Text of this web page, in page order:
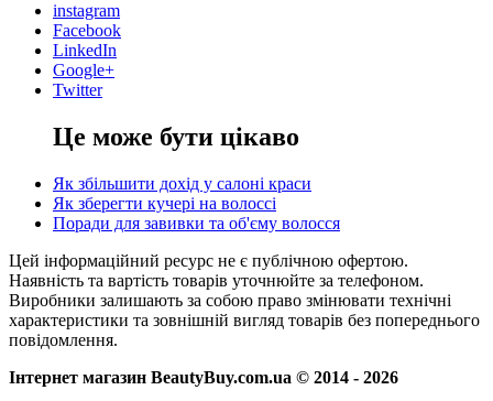
instagram
Facebook
LinkedIn
Google+
Twitter
Це може бути цікаво
Як збільшити дохід у салоні краси
Як зберегти кучері на волоссі
Поради для завивки та об'єму волосся
Цей інформаційний ресурс не є публічною офертою.
Наявність та вартість товарів уточнюйте за телефоном.
Виробники залишають за собою право змінювати технічні
характеристики та зовнішній вигляд товарів без попереднього
повідомлення.
Інтернет магазин BeautyBuy.com.ua © 2014 - 2026